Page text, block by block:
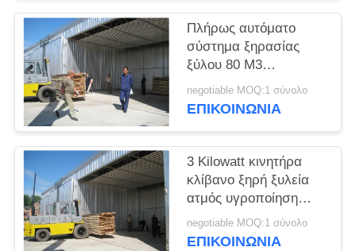
Πλήρως αυτόματο
σύστημα ξηρασίας
ξύλου 80 M3
Δυνατότητα 120 Km / h
Ανεμοφόρτωση
negotiable MOQ:1 σύνολο
ΕΠΙΚΟΙΝΩΝΙΑ
3 Kilowatt κινητήρα
κλίβανο ξηρή ξυλεία
ατμός υγροποίηση
μέσο Εγκρίθηκε CE
negotiable MOQ:1 σύνολο
ΕΠΙΚΟΙΝΩΝΙΑ